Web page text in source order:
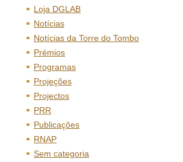
Loja DGLAB
Notícias
Notícias da Torre do Tombo
Prémios
Programas
Projeções
Projectos
PRR
Publicações
RNAP
Sem categoria